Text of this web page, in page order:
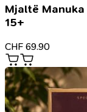
Mjaltë Manuka
15+
CHF 69.90